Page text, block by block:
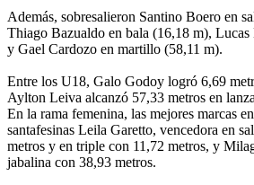
Además, sobresalieron Santino Boero en
Thiago Bazualdo en bala (16,18 m),
y Gael Cardozo en martillo (58,11 m).
Entre los U18, Galo Godoy logró 6,69
Aylton Leiva alcanzó 57,33 metros en
En la rama femenina, las mejores marcas
santafesinas Leila Garetto, vencedora en
metros y en triple con 11,72 metros, y
jabalina con 38,93 metros.